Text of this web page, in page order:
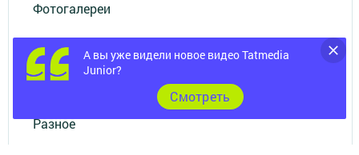
Фотогалереи
Опросы
Документы
Разное
А вы уже видели новое видео Tatmedia
Junior?
Cмотреть